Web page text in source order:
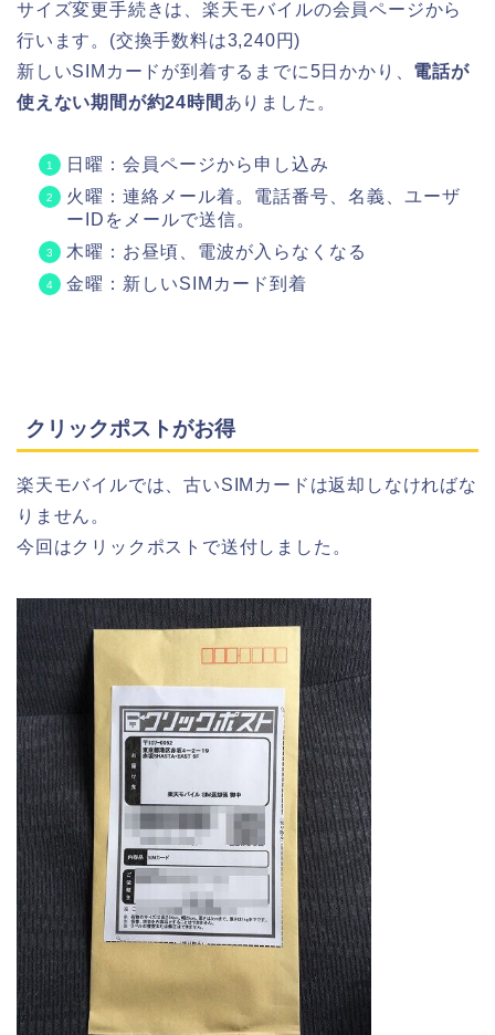
サイズ変更手続きは、楽天モバイルの会員ページから
行います。(交換手数料は3,240円)
新しいSIMカードが到着するまでに5日かかり、 電話が
使えない期間が約24時間 ありました。
日曜：会員ページから申し込み
火曜：連絡メール着。電話番号、名義、ユーザ
ーIDをメールで送信。
木曜：お昼頃、電波が入らなくなる
金曜：新しいSIMカード到着
クリックポストがお得
楽天モバイルでは、古いSIMカードは返却しなければな
りません。
今回はクリックポストで送付しました。